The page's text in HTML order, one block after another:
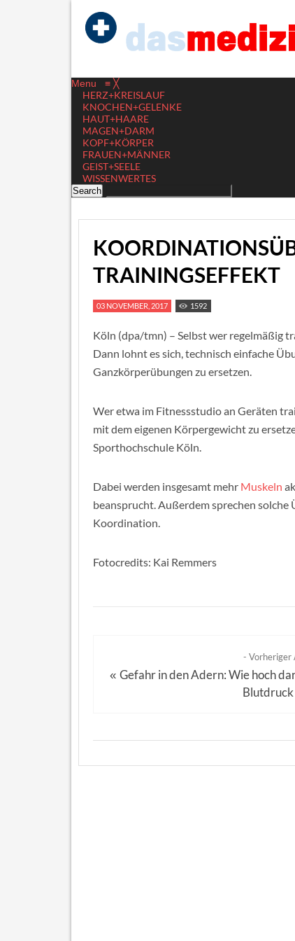
Menu ≡ ╳
HERZ+KREISLAUF
KNOCHEN+GELENKE
HAUT+HAARE
MAGEN+DARM
KOPF+KÖRPER
FRAUEN+MÄNNER
GEIST+SEELE
WISSENWERTES
TRAININGSEFFEKT
03 NOVEMBER, 2017 1592
Köln (dpa/tmn) – Selbst wer regelmäßig
Dann lohnt es sich, technisch einfache
Ganzkörperübungen zu ersetzen.
Wer etwa im Fitnessstudio an Geräten
mit dem eigenen Körpergewicht zu
Sporthochschule Köln.
Dabei werden insgesamt mehr Muskeln
beansprucht. Außerdem sprechen
Koordination.
Fotocredits: Kai Remmers
- Vorheriger
« Gefahr in den Adern: Wie hoch
Blutdruck